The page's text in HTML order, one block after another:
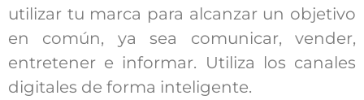
utilizar tu marca para alcanzar un objetivo
en común, ya sea comunicar, vender,
entretener e informar. Utiliza los canales
digitales de forma inteligente.